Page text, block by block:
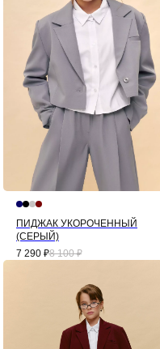
ПИДЖАК УКОРОЧЕННЫЙ
(СЕРЫЙ)
7 290 ₽8 100 ₽